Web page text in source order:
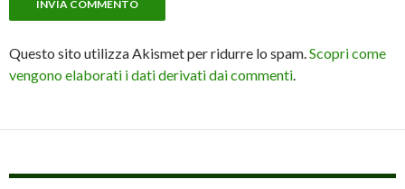
Questo sito utilizza Akismet per ridurre lo spam.Scopri come
vengono elaborati i dati derivati dai commenti.